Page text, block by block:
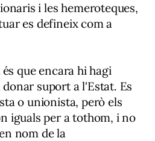
i les hemeroteques,
es defineix com a
que encara hi hagi
suport a l'Estat. Es
o unionista, però els
iguals per a tothom, i no
nom de la